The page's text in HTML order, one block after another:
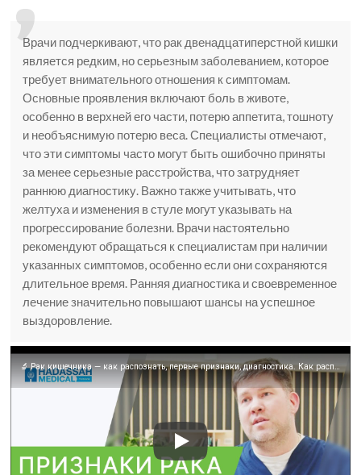
Врачи подчеркивают, что рак двенадцатиперстной кишки
является редким, но серьезным заболеванием, которое
требует внимательного отношения к симптомам.
Основные проявления включают боль в животе,
особенно в верхней его части, потерю аппетита, тошноту
и необъяснимую потерю веса. Специалисты отмечают,
что эти симптомы часто могут быть ошибочно приняты
за менее серьезные расстройства, что затрудняет
раннюю диагностику. Важно также учитывать, что
желтуха и изменения в стуле могут указывать на
прогрессирование болезни. Врачи настоятельно
рекомендуют обращаться к специалистам при наличии
указанных симптомов, особенно если они сохраняются
длительное время. Ранняя диагностика и своевременное
лечение значительно повышают шансы на успешное
выздоровление.
🔬 Рак кишечника — как распознать, первые признаки, диагностика. Как распознать рак кишечника. 12+